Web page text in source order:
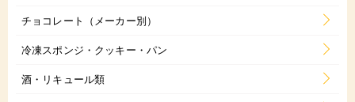
チョコレート（メーカー別）
冷凍スポンジ・クッキー・パン
酒・リキュール類